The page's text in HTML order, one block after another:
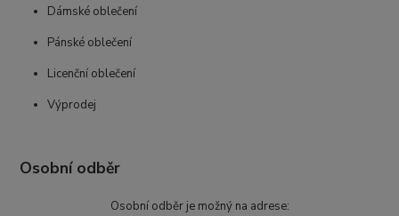
Dámské oblečení
Pánské oblečení
Licenční oblečení
Výprodej
Osobní odběr
Osobní odběr je možný na adrese: